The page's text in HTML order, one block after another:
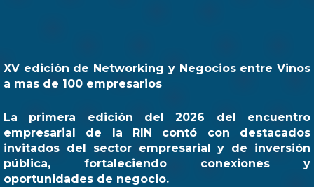
XV edición de Networking y Negocios entre Vinos
a mas de 100 empresarios
La primera edición del 2026 del encuentro
empresarial de la RIN contó con destacados
invitados del sector empresarial y de inversión
pública, fortaleciendo conexiones y
oportunidades de negocio.